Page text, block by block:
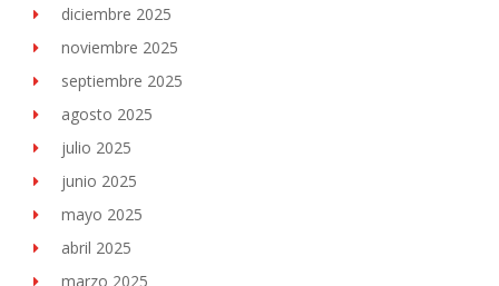
diciembre 2025
noviembre 2025
septiembre 2025
agosto 2025
julio 2025
junio 2025
mayo 2025
abril 2025
marzo 2025